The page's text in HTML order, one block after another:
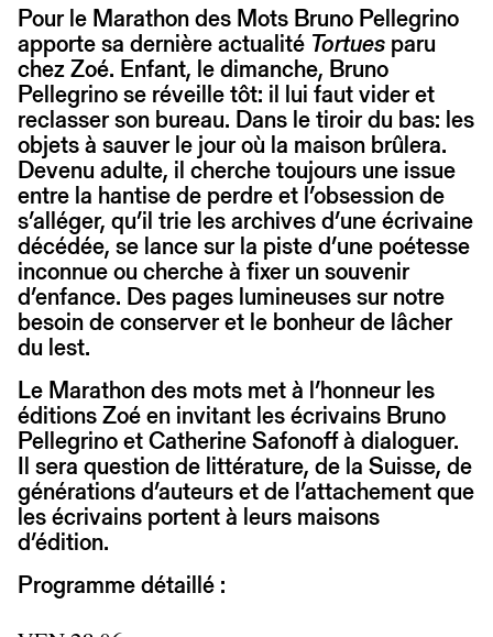
Pour le Marathon des Mots Bruno Pellegrino
apporte sa dernière actualité Tortues paru
chez Zoé. Enfant, le dimanche, Bruno
Pellegrino se réveille tôt: il lui faut vider et
reclasser son bureau. Dans le tiroir du bas: les
objets à sauver le jour où la maison brûlera.
Devenu adulte, il cherche toujours une issue
entre la hantise de perdre et l’obsession de
s’alléger, qu’il trie les archives d’une écrivaine
décédée, se lance sur la piste d’une poétesse
inconnue ou cherche à fixer un souvenir
d’enfance. Des pages lumineuses sur notre
besoin de conserver et le bonheur de lâcher
du lest.
Le Marathon des mots met à l’honneur les
éditions Zoé en invitant les écrivains Bruno
Pellegrino et Catherine Safonoff à dialoguer.
Il sera question de littérature, de la Suisse, de
générations d’auteurs et de l’attachement que
les écrivains portent à leurs maisons
d’édition.
Programme détaillé :